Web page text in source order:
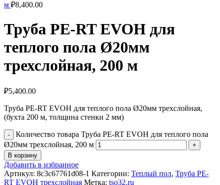
м ₽8,400.00
Труба PE-RT EVOH для
теплого пола Ø20мм
трехслойная, 200 м
₽5,400.00
Труба PE-RT EVOH для теплого пола Ø20мм трехслойная,
(бухта 200 м, толщина стенки 2 мм)
Количество товара Труба PE-RT EVOH для теплого пола
Ø20мм трехслойная, 200 м
В корзину
Добавить в избранное
Артикул: 8c3c67761d08-1 Категории: Теплый пол, Труба PE-
RT EVOH трехслойная Метка: tso32.ru